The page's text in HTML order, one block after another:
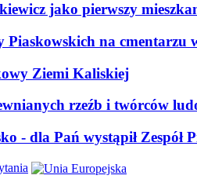
jako pierwszy
na cmentarzu
Ziemi Kaliskiej
rzeźb i twórców
- dla Pań wystąpił Zespół